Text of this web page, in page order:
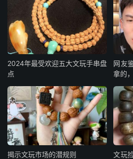
2024年最受欢迎五大文玩手串盘
点
网友
拿的
揭示文玩市场的潜规则
文玩